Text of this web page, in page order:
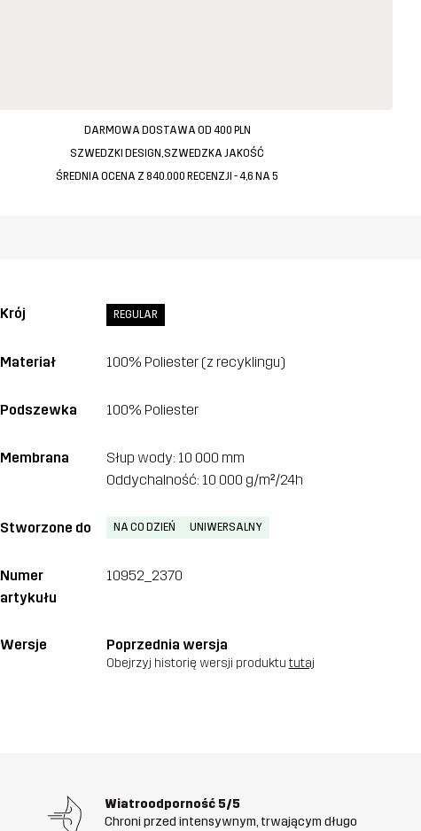
DARMOWA DOSTAWA OD 400 PLN
SZWEDZKI DESIGN, SZWEDZKA JAKOŚĆ
ŚREDNIA OCENA Z 840.000 RECENZJI - 4,6 NA 5
Krój REGULAR
Materiał 100% Poliester (z recyklingu)
Podszewka 100% Poliester
Membrana
Słup wody: 10 000 mm
Oddychalność: 10 000 g/m²/24h
Stworzone do NA CO DZIEŃ UNIWERSALNY
Numer
artykułu
10952_2370
Wersje Poprzednia wersja
Obejrzyj historię wersji produktu tutaj
Wiatroodporność 5/5
Chroni przed intensywnym, trwającym długo